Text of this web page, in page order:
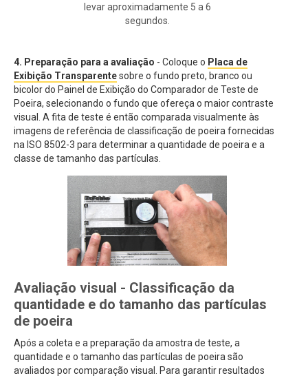
levar aproximadamente 5 a 6
segundos.
4. Preparação para a avaliação - Coloque o Placa de
Exibição Transparentesobre o fundo preto, branco ou
bicolor do Painel de Exibição do Comparador de Teste de
Poeira, selecionando o fundo que ofereça o maior contraste
visual. A fita de teste é então comparada visualmente às
imagens de referência de classificação de poeira fornecidas
na ISO 8502-3 para determinar a quantidade de poeira e a
classe de tamanho das partículas.
Avaliação visual - Classificação da
quantidade e do tamanho das partículas
de poeira
Após a coleta e a preparação da amostra de teste, a
quantidade e o tamanho das partículas de poeira são
avaliados por comparação visual. Para garantir resultados